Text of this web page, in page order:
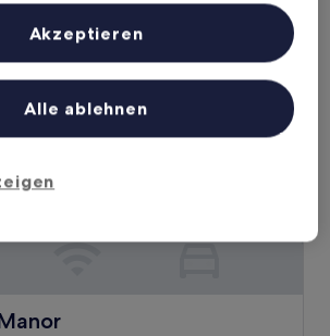
beträgt
11. Aug.–12. Aug.
Werbeleistung und der Performance von Inhalten,
sowie Entwicklung und Verbesserung von
(Lieferanten)
Alle ablehnen
Akzeptieren